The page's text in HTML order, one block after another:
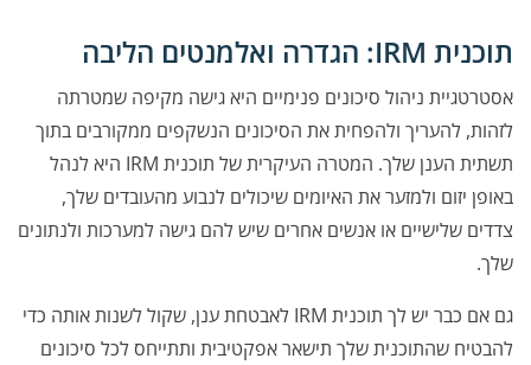
תוכנית IRM: הגדרה ואלמנטים הליבה
אסטרטגיית ניהול סיכונים פנימיים היא גישה מקיפה שמטרתה
לזהות, להעריך ולהפחית את הסיכונים הנשקפים ממקורבים בתוך
תשתית הענן שלך. המטרה העיקרית של תוכנית IRM היא לנהל
באופן יזום ולמזער את האיומים שיכולים לנבוע מהעובדים שלך,
צדדים שלישיים או אנשים אחרים שיש להם גישה למערכות ולנתונים
שלך.
גם אם כבר יש לך תוכנית IRM לאבטחת ענן, שקול לשנות אותה כדי
להבטיח שהתוכנית שלך תישאר אפקטיבית ותתייחס לכל סיכונים